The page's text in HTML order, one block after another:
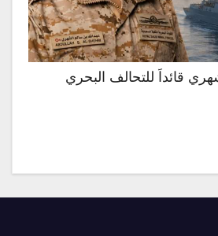
قائداً للتحالف البحري